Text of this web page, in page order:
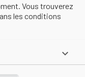
Vous trouverez
les conditions
